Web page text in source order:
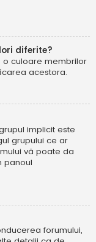
diferite?
o culoare membrilor
acestora.
implicit este
grupului ce ar
vă poate da
panoul
forumului,